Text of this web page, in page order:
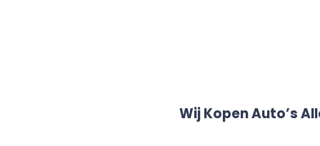
Wij Kopen Auto’s